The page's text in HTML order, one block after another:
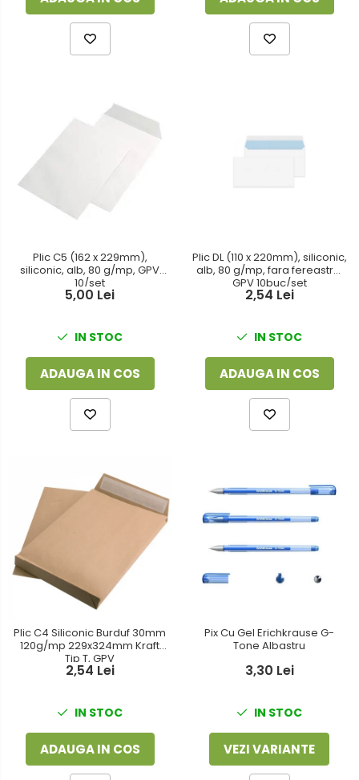
Plic C5 (162 x 229mm),
siliconic, alb, 80 g/mp, GPV
10/set
5,00 Lei
IN STOC
ADAUGA IN COS
Plic DL (110 x 220mm), siliconic,
alb, 80 g/mp, fara fereastra,
GPV 10buc/set
2,54 Lei
IN STOC
ADAUGA IN COS
Plic C4 Siliconic Burduf 30mm
120g/mp 229x324mm Kraft
Tip T, GPV
2,54 Lei
IN STOC
ADAUGA IN COS
Pix Cu Gel Erichkrause G-
Tone Albastru
3,30 Lei
IN STOC
VEZI VARIANTE